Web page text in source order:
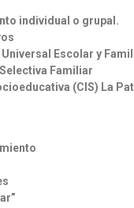
individual o grupal.
Escolar y
Familiar
(CIS) La